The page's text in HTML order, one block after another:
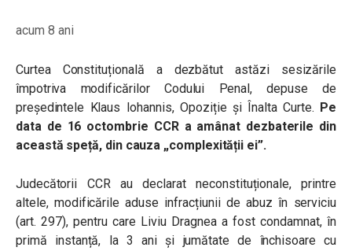
acum 8 ani
Curtea Constituțională a dezbătut astăzi sesizările
împotriva modificărilor Codului Penal, depuse de
președintele Klaus Iohannis, Opoziție şi Înalta Curte. Pe
data de 16 octombrie CCR a amânat dezbaterile din
această speță, din cauza „complexității ei”.
Judecătorii CCR au declarat neconstituționale, printre
altele, modificările aduse infracțiunii de abuz în serviciu
(art. 297), pentru care Liviu Dragnea a fost condamnat, în
primă instanță, la 3 ani și jumătate de închisoare cu